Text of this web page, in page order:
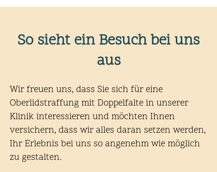
So sieht ein Besuch bei uns
aus
Wir freuen uns, dass Sie sich für eine
Oberlidstraffung mit Doppelfalte in unserer
Klinik interessieren und möchten Ihnen
versichern, dass wir alles daran setzen werden,
Ihr Erlebnis bei uns so angenehm wie möglich
zu gestalten.